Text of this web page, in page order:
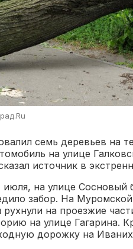
семь деревьев на
на улице
источник в
на улице Сосновый
забор. На
рухнули на проезжие
на улице Гагарина.
дорожку на